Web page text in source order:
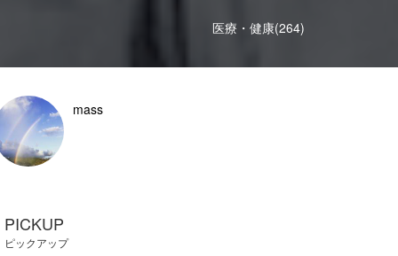
医療・健康(264)
mass
PICKUP
ピックアップ